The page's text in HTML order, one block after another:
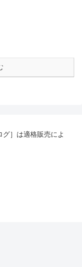
］は適格販売によ